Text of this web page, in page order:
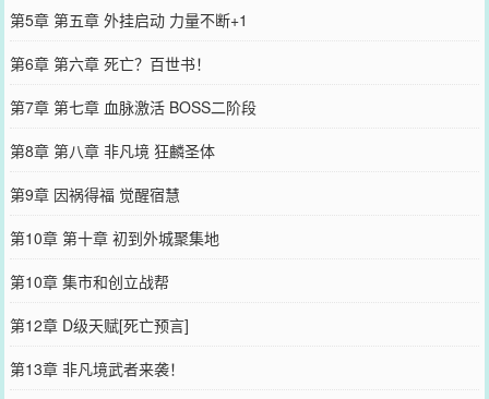
第5章 第五章 外挂启动 力量不断+1
第6章 第六章 死亡？百世书！
第7章 第七章 血脉激活 BOSS二阶段
第8章 第八章 非凡境 狂麟圣体
第9章 因祸得福 觉醒宿慧
第10章 第十章 初到外城聚集地
第10章 集市和创立战帮
第12章 D级天赋[死亡预言]
第13章 非凡境武者来袭！